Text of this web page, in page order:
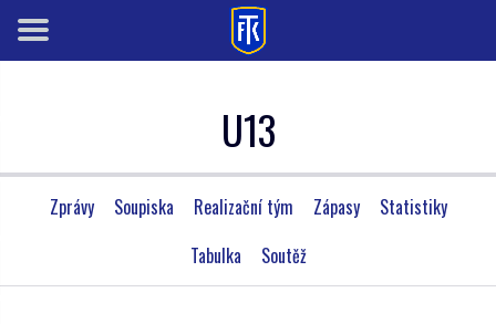
U13
Zprávy Soupiska Realizační tým Zápasy
Statistiky
Tabulka
Soutěž